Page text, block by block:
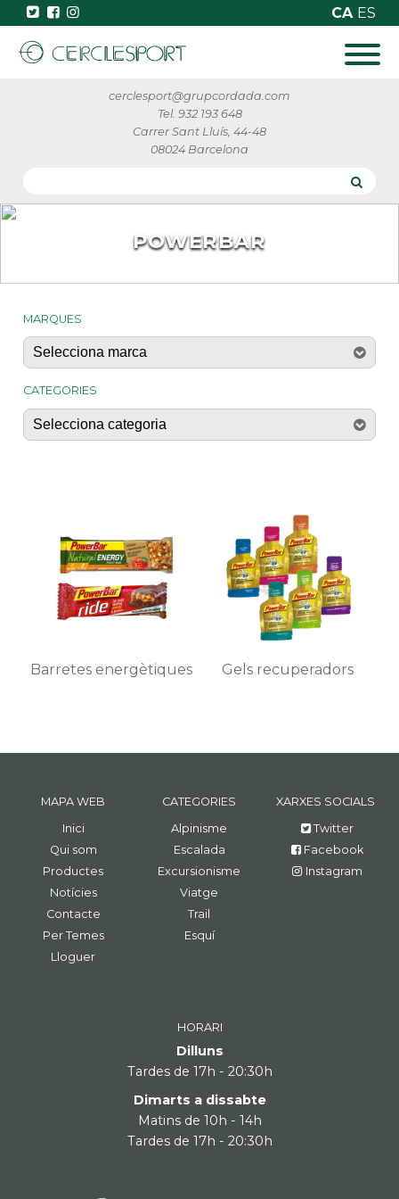
CA ES
cerclesport@grupcordada.com
Tel. 932 193 648
Carrer Sant Lluís, 44-48
08024 Barcelona
POWERBAR
MARQUES
CATEGORIES
Barretes energètiques Gels recuperadors
MAPA WEB
Inici
Qui som
Productes
Notícies
Contacte
Per Temes
Lloguer
CATEGORIES
Alpinisme
Escalada
Excursionisme
Viatge
Trail
Esquí
XARXES SOCIALS
Twitter
Facebook
Instagram
HORARI
Dilluns
Tardes de 17h - 20:30h
Dimarts a dissabte
Matins de 10h - 14h
Tardes de 17h - 20:30h